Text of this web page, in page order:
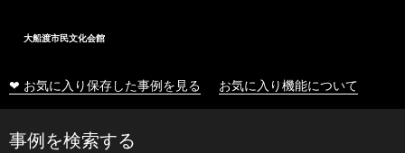
大船渡市民文化会館
❤ お気に入り保存した事例を見る お気に入り機能について
事例を検索する